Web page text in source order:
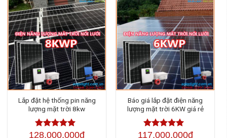
Lắp đặt hệ thống pin năng
lượng mặt trời 8kw
Được xếp
128,000,000đ
Báo giá lắp đặt điện năng
lượng mặt trời 6KW giá rẻ
Được xếp
117,000,000đ